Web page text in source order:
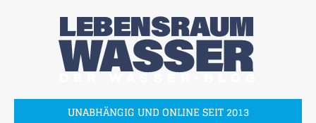
UNABHÄNGIG UND ONLINE SEIT 2013